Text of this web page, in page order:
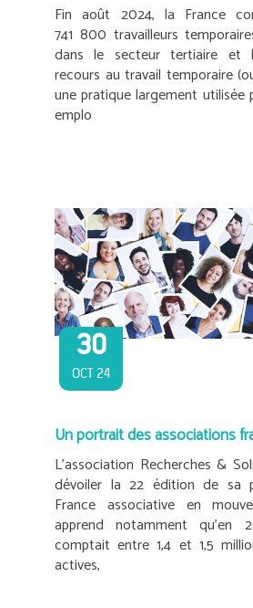
Fin août 2024, la France
741 800 travailleurs
dans le secteur tertiaire et
recours au travail temporaire
une pratique largement utilisée
emplo
30
OCT 24
Un portrait des associations
L’association Recherches &
dévoiler la 22 édition de sa
France associative en
apprend notamment qu’en
comptait entre 1,4 et 1,5
actives,